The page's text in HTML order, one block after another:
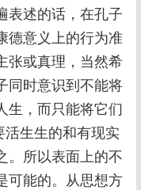
表述的话，在孔子
德意义上的行为准
张或真理，当然希
同时意识到不能将
生，而只能将它们
活生生的和有现实
。所以表面上的不
可能的。从思想方